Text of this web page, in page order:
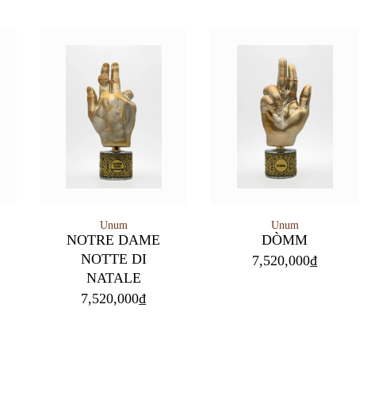
Unum
NOTRE DAME
NOTTE DI
NATALE
7,520,000₫
Unum
DÒMM
7,520,000₫